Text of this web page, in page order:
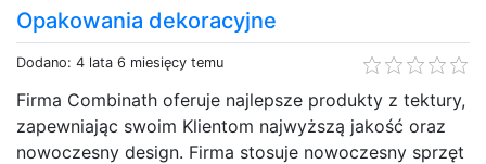
Opakowania dekoracyjne
Dodano: 4 lata 6 miesięcy temu
Firma Combinath oferuje najlepsze produkty z tektury,
zapewniając swoim Klientom najwyższą jakość oraz
nowoczesny design. Firma stosuje nowoczesny sprzęt